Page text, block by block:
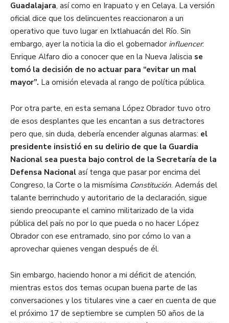
Guadalajara, así como en Irapuato y en Celaya. La versión
oficial dice que los delincuentes reaccionaron a un
operativo que tuvo lugar en Ixtlahuacán del Río. Sin
embargo, ayer la noticia la dio el gobernador influencer:
Enrique Alfaro dio a conocer que en la Nueva Jaliscia se
tomó la decisión de no actuar para “evitar un mal
mayor”. La omisión elevada al rango de política pública.
Por otra parte, en esta semana López Obrador tuvo otro
de esos desplantes que les encantan a sus detractores
pero que, sin duda, debería encender algunas alarmas: el
presidente insistió en su delirio de que la Guardia
Nacional sea puesta bajo control de la Secretaría de la
Defensa Nacional así tenga que pasar por encima del
Congreso, la Corte o la mismísima Constitución. Además del
talante berrinchudo y autoritario de la declaración, sigue
siendo preocupante el camino militarizado de la vida
pública del país no por lo que pueda o no hacer López
Obrador con ese entramado, sino por cómo lo van a
aprovechar quienes vengan después de él.
Sin embargo, haciendo honor a mi déficit de atención,
mientras estos dos temas ocupan buena parte de las
conversaciones y los titulares vine a caer en cuenta de que
el próximo 17 de septiembre se cumplen 50 años de la